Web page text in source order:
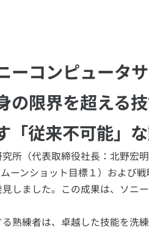
ーコンピュータ
の限界を超える
「従来不可能」
所（代表取締役社長：北野
ーンショット目標１）およ
しました。この成果は、ソニ
熟練者は、卓越した技能を洗練